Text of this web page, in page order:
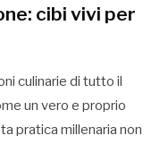
cibi vivi per
culinarie di tutto il
un vero e proprio
pratica millenaria non